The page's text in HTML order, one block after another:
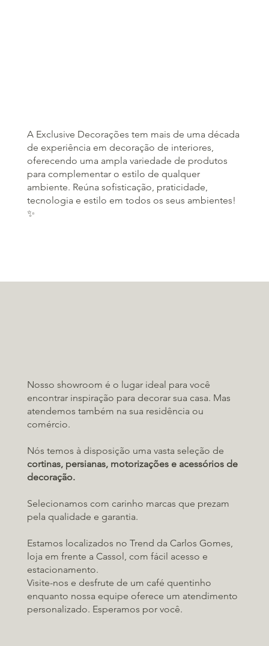
A Exclusive Decorações tem mais de uma década
de experiência em decoração de interiores,
oferecendo uma ampla variedade de produtos
para complementar o estilo de qualquer
ambiente. Reúna sofisticação, praticidade,
tecnologia e estilo em todos os seus ambientes!
✨
Nosso showroom é o lugar ideal para você
encontrar inspiração para decorar sua casa. Mas
atendemos também na sua residência ou
comércio.
Nós temos à disposição uma vasta seleção de
cortinas, persianas, motorizações e acessórios de
decoração.
Selecionamos com carinho marcas que prezam
pela qualidade e garantia.
Estamos localizados no Trend da Carlos Gomes,
loja em frente a Cassol, com fácil acesso e
estacionamento.
Visite-nos e desfrute de um café quentinho
enquanto nossa equipe oferece um atendimento
personalizado. Esperamos por você.